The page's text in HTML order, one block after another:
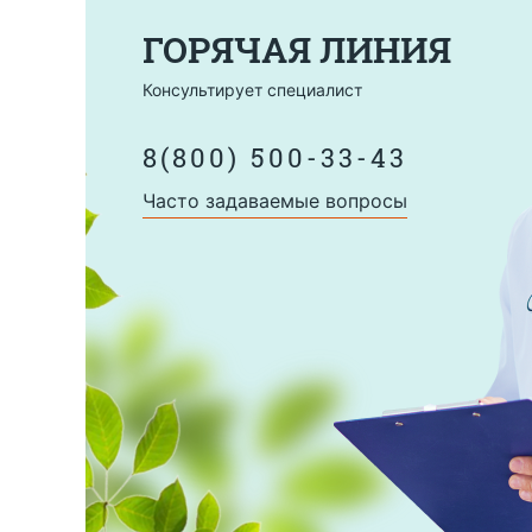
ГОРЯЧАЯ ЛИНИЯ
Консультирует специалист
8(800) 500-33-43
Часто задаваемые вопросы